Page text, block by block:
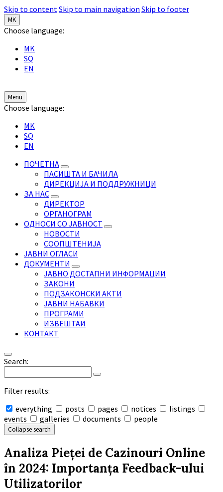
Skip to contentSkip to main navigation Skip to footer
MK
Choose language:
MK
SQ
EN
Menu
Choose language:
MK
SQ
EN
ПОЧЕТНА
ПАСИШТА И БАЧИЛА
ДИРЕКЦИЈА И ПОДДРУЖНИЦИ
ЗА НАС
ДИРЕКТОР
ОРГАНОГРАМ
ОДНОСИ СО ЈАВНОСТ
НОВОСТИ
СООПШТЕНИЈА
ЈАВНИ ОГЛАСИ
ДОКУМЕНТИ
ЈАВНО ДОСТАПНИ ИНФОРМАЦИИ
ЗАКОНИ
ПОДЗАКОНСКИ АКТИ
ЈАВНИ НАБАВКИ
ПРОГРАМИ
ИЗВЕШТАИ
КОНТАКТ
Search:
Filter results:
everything
posts pages notices
listings
events
galleries documents people
Collapse search
Analiza Pieței de Cazinouri Online
în 2024: Importanța Feedback-ului
Utilizatorilor